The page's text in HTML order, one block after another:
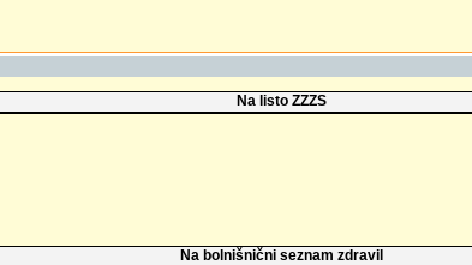
Na listo ZZZS
Na bolnišnični seznam zdravil